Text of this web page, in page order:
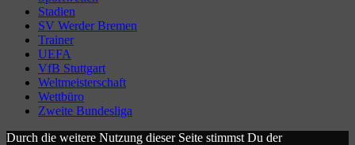
Stadien
SV Werder Bremen
Trainer
UEFA
VfB Stuttgart
Weltmeisterschaft
Wettbüro
Zweite Bundesliga
Durch die weitere Nutzung dieser Seite stimmst Du der